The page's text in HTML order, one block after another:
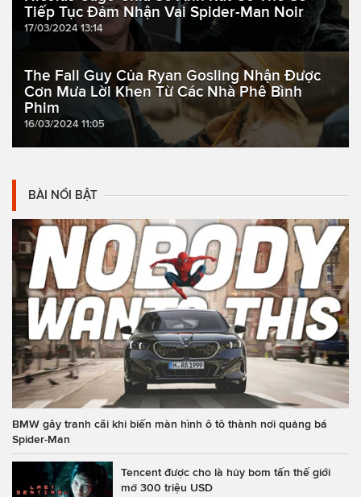
Tiếp Tục Đảm Nhận Vai Spider-Man Noir
17/03/2024 13:14
The Fall Guy Của Ryan Gosling Nhận Được
Cơn Mưa Lời Khen Từ Các Nhà Phê Bình
Phim
16/03/2024 11:05
BÀI NỔI BẬT
BMW gây tranh cãi khi biến màn hình ô tô thành nơi quảng bá
Spider-Man
Tencent được cho là hủy bom tấn thế giới
mở 300 triệu USD